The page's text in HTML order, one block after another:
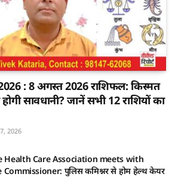
: 8 अगस्त 2026 राशिफल: किस्मत
सावधानी? जानें सभी 12 राशियों का
2026
Health Care Association meets with
Commissioner: पुलिस कमिश्नर से होम हेल्थ केयर